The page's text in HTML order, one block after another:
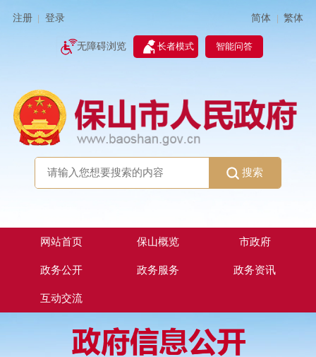
注册 登录 简体 | 繁体
无障碍浏览 长者模式 智能问答
搜索
网站首页 保山概览 市政府
政务公开 政务服务 政务资讯
互动交流